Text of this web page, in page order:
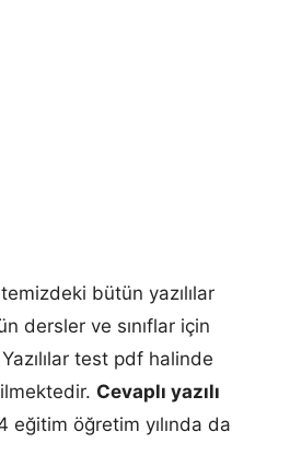
bütün yazılılar
dersler ve sınıflar için
test pdf halinde
Cevaplı yazılı
eğitim öğretim yılında da